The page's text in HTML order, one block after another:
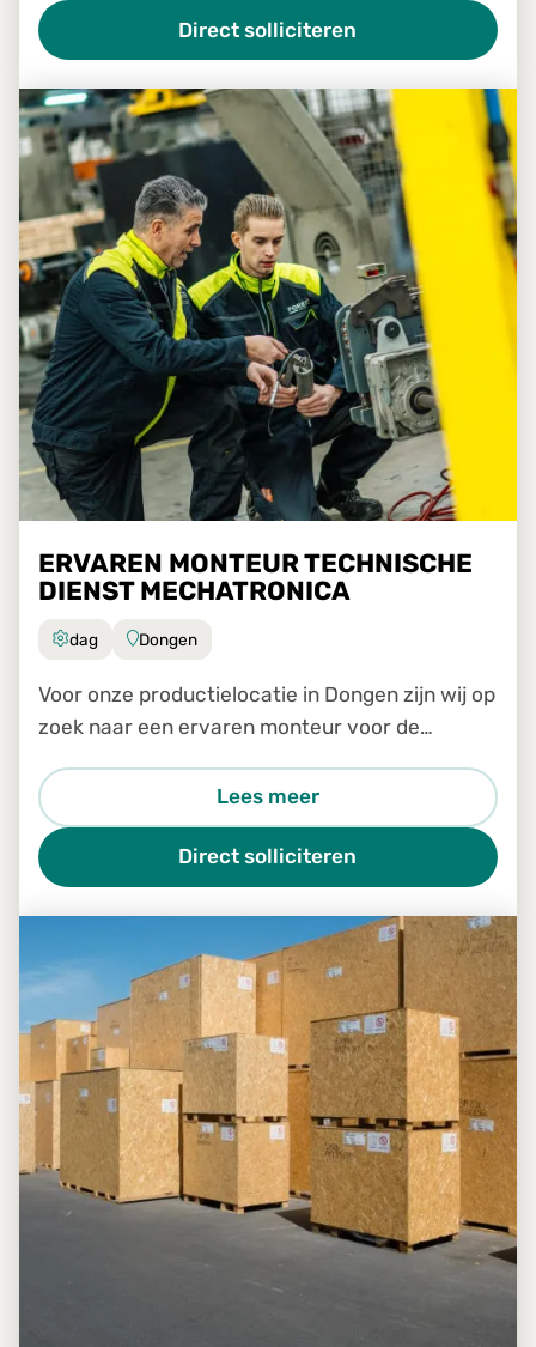
Direct solliciteren
ERVAREN MONTEUR TECHNISCHE
DIENST MECHATRONICA
dag Dongen
Voor onze productielocatie in Dongen zijn wij op
zoek naar een ervaren monteur voor de
Lees meer
Direct solliciteren